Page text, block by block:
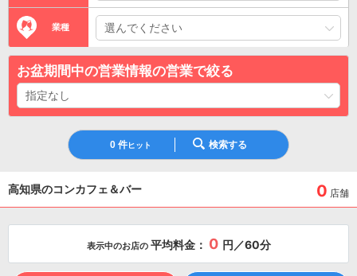
業種
お盆期間中の営業情報の営業で絞る
0 件ヒット 検索する
高知県のコンカフェ＆バー 0 店舗
表示中のお店の 平均料金： 0 円／60分